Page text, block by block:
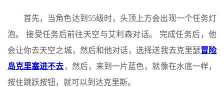
首先，当角色达到55级时，头顶上方会出现一个任务灯
泡。 接受任务后前往天空与艾利森对话。 完成任务后，他
会让你去天空之城，然后和他对话，选择送我去克里瑟冒险
岛克里塞进不去，然后，来到一片蓝色，就像在水底一样，
按住跳跃按钮，就可以到达克里斯。